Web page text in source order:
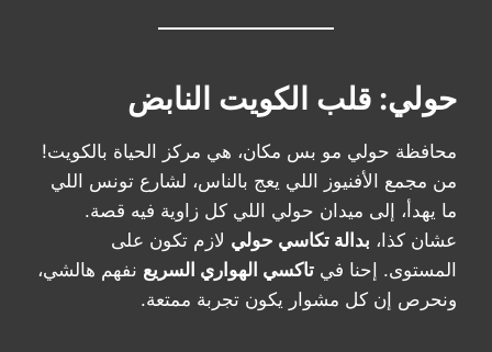
حولي: قلب الكويت النابض
محافظة حولي مو بس مكان، هي مركز الحياة بالكويت!
من مجمع الأفنيوز اللي يعج بالناس، لشارع تونس اللي
ما يهدأ، إلى ميدان حولي اللي كل زاوية فيه قصة.
عشان كذا، بدالة تكاسي حولي لازم تكون على
المستوى. إحنا في تاكسي الهواري السريع نفهم هالشي،
ونحرص إن كل مشوار يكون تجربة ممتعة.